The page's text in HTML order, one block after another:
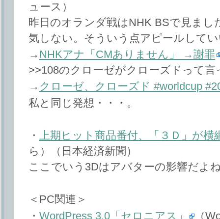
ュース）
昨日のオランダ戦はNHK BSで見まし
気しない。そういう点アピールして
→ NHKアナ「CMありません」 →謝罪
>>108のクローゼがクローズドって
→ クローゼ、クローズド #worldcup
私と同じ発想・・・。
・
上期ヒット商品番付、「３Ｄ」が横
ら）（日本経済新聞）
ここでいう3Dはアバターの影響だよ
＜PC関連＞
・ WordPress 3.0「セロニアス」
（